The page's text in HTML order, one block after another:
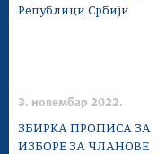
Републици Србији
3. новембар 2022.
ЗБИРКА ПРОПИСА ЗА
ИЗБОРE ЗА ЧЛАНОВЕ